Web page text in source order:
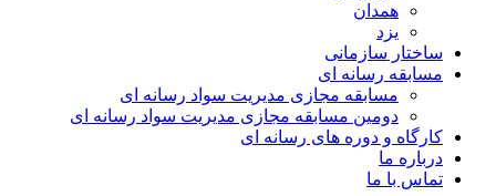
همدان
یزد
ساختار سازمانی
مسابقه رسانه ای
مسابقه مجازی مدیریت سواد رسانه ای
دومین مسابقه مجازی مدیریت سواد رسانه ای
کارگاه و دوره های رسانه ای
درباره ما
تماس با ما